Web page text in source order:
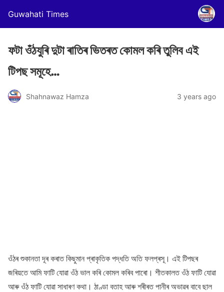
Guwahati Times
ফটা ওঁঠযুৰি দুটা ৰাতিৰ ভিতৰত কোমল কৰি তুলিব এই
টিপছ সমূহে…
Shahnawaz Hamza 3 years ago
ওঁঠৰ শুকানতা দূৰ কৰাত কিছুমান প্ৰাকৃতিক পদ্ধতি অতি ফলপ্ৰসূ। এই টিপছৰ
জৰিয়তে আমি ফাটি যোৱা ওঁঠ ভাল কৰি কোমল কৰিব পাৰো। শীতকালত ওঁঠ ফাটি যোৱা
আৰু ওঁঠ ফাটি যোৱা সাধাৰণ কথা। ঠাণ্ডা বতাহ আৰু শৰীৰত পানীৰ অভাৱৰ বাবে ছাল